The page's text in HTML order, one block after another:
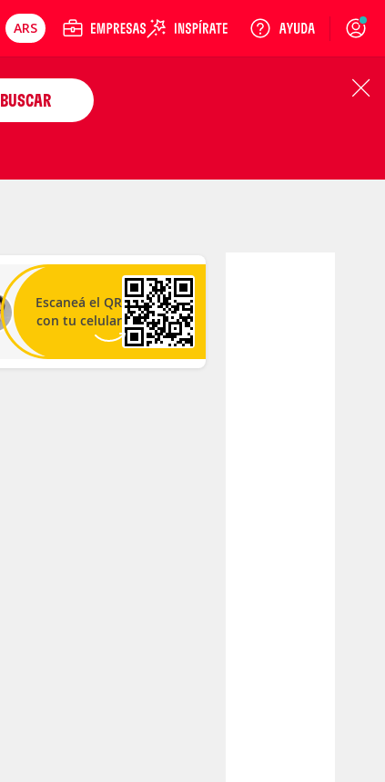
Precios enPeso argentino
ARSCambiar moneda Login
BUSCAR
Escaneá el QR
con tu celular